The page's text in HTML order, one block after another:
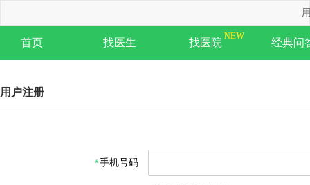
首页 找医生 找医院 经典问
用户注册
手机号码